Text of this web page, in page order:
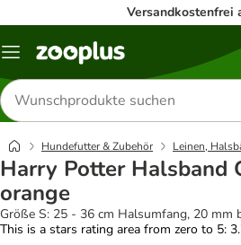
Versandkostenfrei
Menü
Produkte
suchen
Hundefutter & Zubehör Leinen,
Harry Potter Halsband
orange
Größe S: 25 - 36 cm Halsumfang, 20 mm
This is a stars rating area from zero to 5: